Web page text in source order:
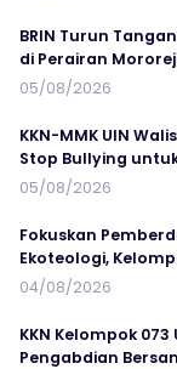
BRIN Turun
di Perairan
05/08/2026
KKN-MMK UIN
Stop Bullying
05/08/2026
Fokuskan
Ekoteologi,
04/08/2026
KKN Kelompok
Pengabdian